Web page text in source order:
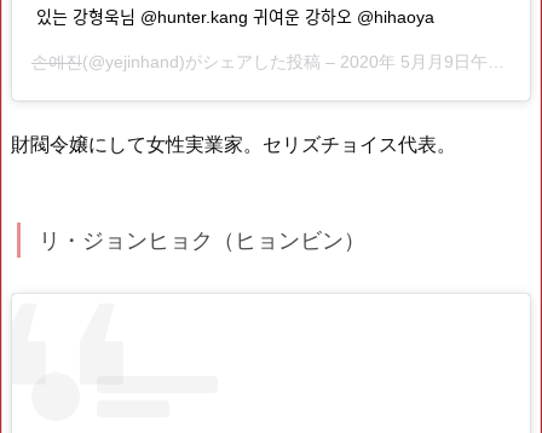
있는 강형욱님 @hunter.kang 귀여운 강하오 @hihaoya
손예진(@yejinhand)がシェアした投稿 – 2020年 5月月9日午前12時49分PDT
財閥令嬢にして女性実業家。セリズチョイス代表。
リ・ジョンヒョク（ヒョンビン）